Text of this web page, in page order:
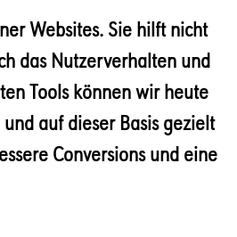
Websites. Sie hilft nicht
das Nutzerverhalten und
Tools können wir heute
auf dieser Basis gezielt
Conversions und eine